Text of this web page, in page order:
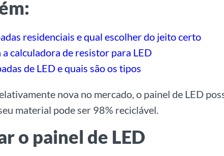
residenciais e qual escolher do jeito certo
calculadora de resistor para LED
de LED e quais são os tipos
nova no mercado, o painel de LED
material pode ser 98% reciclável.
o painel de LED